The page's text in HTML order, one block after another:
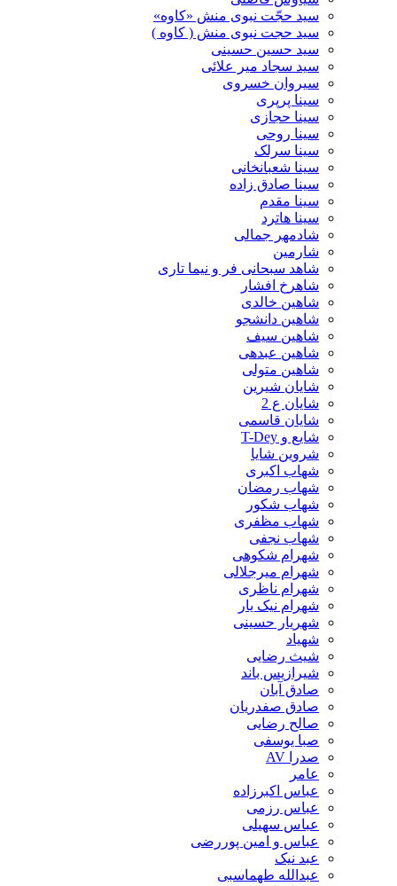
سید حجّت نبوی منش «کاوه»
سید حجت نبوی منش ( کاوه )
سید حسین حسینى
سید سجاد میر علائی
سیروان خسروی
سینا پرپری
سینا حجازی
سینا روحی
سینا سرلک
سینا شعبانخانی
سینا صادق زاده
سینا مقدم
سینا هاترد
شادمهر جمالی
شارمین
شاهد سبحانی فر و نیما تاری
شاهرخ افشار
شاهین خالدی
شاهین دانشجو
شاهین سیف
شاهین عبدهی
شاهین متولی
شایان شیرین
شایان ع 2
شایان قاسمی
شایع و T-Dey
شروین شایا
شهاب اکبری
شهاب رمضان
شهاب شکور
شهاب مظفری
شهاب نجفی
شهرام شکوهی
شهرام میرجلالی
شهرام ناظری
شهرام نیک یار
شهریار حسینی
شهیاد
شیث رضایی
شیرازیس باند
صادق آبان
صادق صفدریان
صالح رضایی
صبا یوسفی
صدرا AV
عامر
عباس اکبرزاده
عباس رزمی
عباس سهیلی
عباس و امین پوررضی
عبد نیک
عبدالله طهماسبی‎